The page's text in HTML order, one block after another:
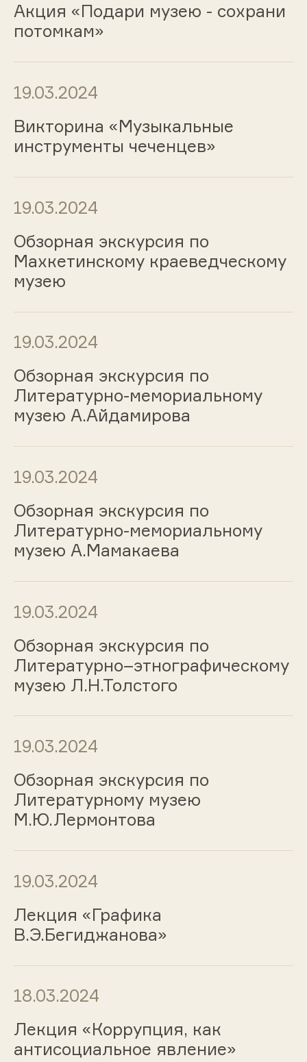
Акция «Подари музею - сохрани
потомкам»
19.03.2024
Викторина «Музыкальные
инструменты чеченцев»
19.03.2024
Обзорная экскурсия по
Махкетинскому краеведческому
музею
19.03.2024
Обзорная экскурсия по
Литературно-мемориальному
музею А.Айдамирова
19.03.2024
Обзорная экскурсия по
Литературно-мемориальному
музею А.Мамакаева
19.03.2024
Обзорная экскурсия по
Литературно–этнографическому
музею Л.Н.Толстого
19.03.2024
Обзорная экскурсия по
Литературному музею
М.Ю.Лермонтова
19.03.2024
Лекция «Графика
В.Э.Бегиджанова»
18.03.2024
Лекция «Коррупция, как
антисоциальное явление»